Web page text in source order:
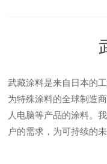
武藏涂料是来自日本的
为特殊涂料的全球制造
人电脑等产品的涂料。
户的需求，为可持续的未